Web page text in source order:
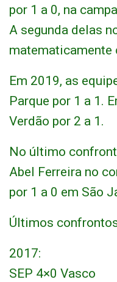
por 1 a 0, na
A segunda delas
matematicamente
Em 2019, as
Parque por 1 a 1.
Verdão por 2 a 1.
No último
Abel Ferreira no
por 1 a 0 em São
Últimos
2017:
SEP 4×0 Vasco